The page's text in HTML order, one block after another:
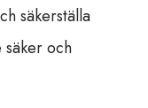
säkerställa
och